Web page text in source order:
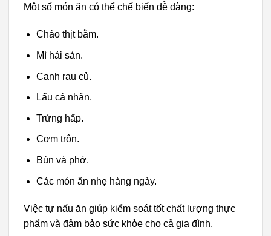
Một số món ăn có thể chế biến dễ dàng:
Cháo thịt bằm.
Mì hải sản.
Canh rau củ.
Lẩu cá nhân.
Trứng hấp.
Cơm trộn.
Bún và phở.
Các món ăn nhẹ hàng ngày.
Việc tự nấu ăn giúp kiểm soát tốt chất lượng thực
phẩm và đảm bảo sức khỏe cho cả gia đình.